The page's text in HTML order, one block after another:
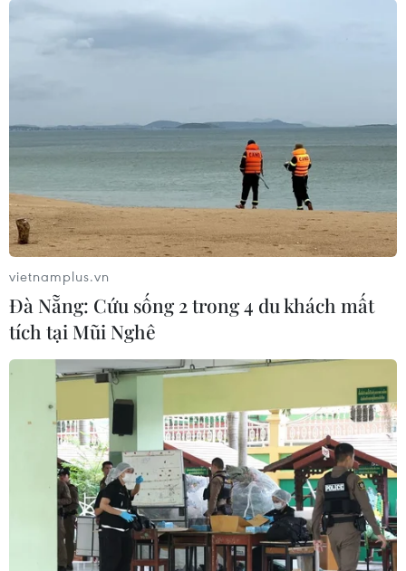
vietnamplus.vn
Đà Nẵng: Cứu sống 2 trong 4 du khách mất
tích tại Mũi Nghê